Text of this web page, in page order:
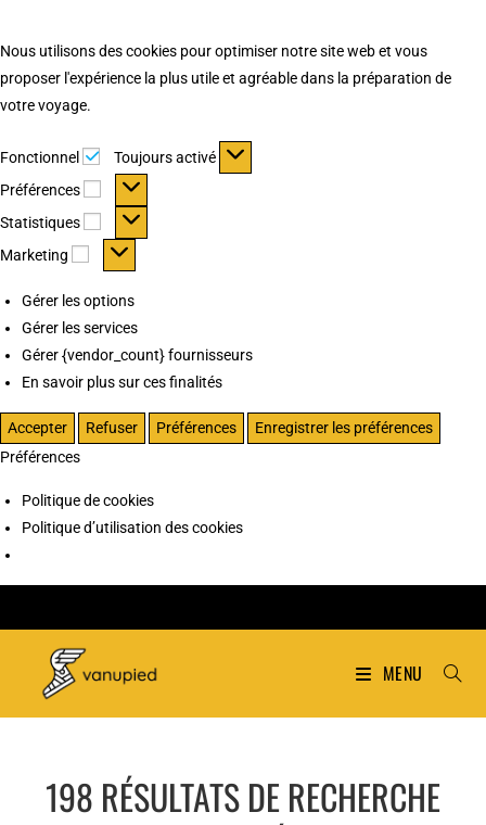
Nous utilisons des cookies pour optimiser notre site web et vous
proposer l'expérience la plus utile et agréable dans la préparation de
votre voyage.
Fonctionnel Fonctionnel
Toujours activé
Préférences
Préférences
Statistiques Statistiques
Marketing Marketing
Gérer les options
Gérer les services
Gérer {vendor_count} fournisseurs
En savoir plus sur ces finalités
Accepter Refuser Préférences
Enregistrer les préférences
Préférences
Politique de cookies
Politique d’utilisation des cookies
MENU
198 RÉSULTATS DE RECHERCHE